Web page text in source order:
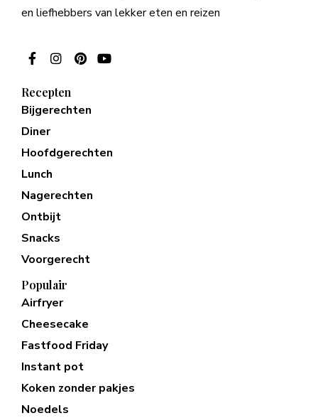
en liefhebbers van lekker eten en reizen
Recepten
Bijgerechten
Diner
Hoofdgerechten
Lunch
Nagerechten
Ontbijt
Snacks
Voorgerecht
Populair
Airfryer
Cheesecake
Fastfood Friday
Instant pot
Koken zonder pakjes
Noedels